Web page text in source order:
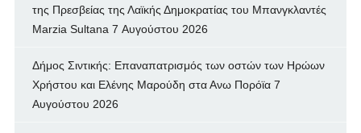
της Πρεσβείας της Λαϊκής Δημοκρατίας του Μπανγκλαντές
Marzia Sultana 7 Αυγούστου 2026
Δήμος Σιντικής: Επαναπατρισμός των oστών των Ηρώων
Χρήστου και Ελένης Μαρούδη στα Ανω Πορόϊα 7
Αυγούστου 2026